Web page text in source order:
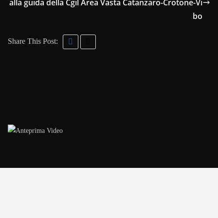
alla guida della Cgil Area Vasta Catanzaro-Crotone-Vi
bo
Share This Post: